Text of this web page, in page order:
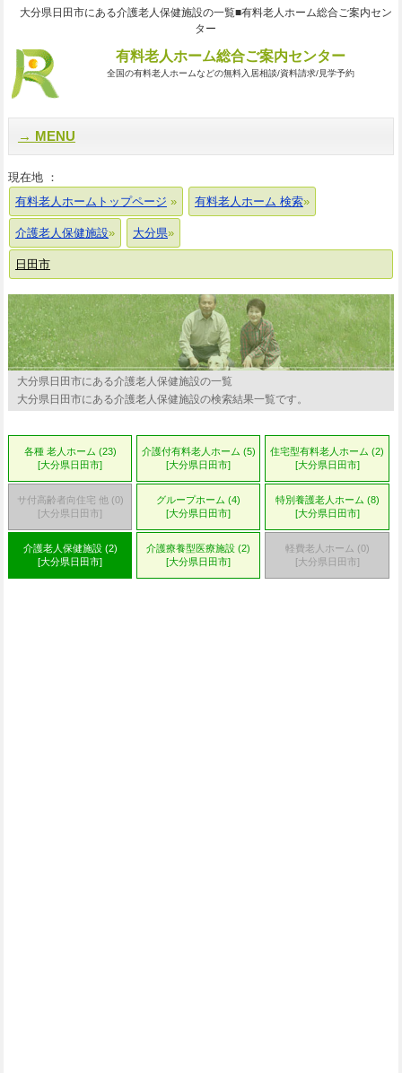
大分県日田市にある介護老人保健施設の一覧■有料老人ホーム総合ご案内セン
ター
有料老人ホーム総合ご案内センター
全国の有料老人ホームなどの無料入居相談/資料請求/見学予約
MENU
現在地 ：
有料老人ホームトップページ
有料老人ホーム 検索
介護老人保健施設 大分県
日田市
大分県日田市にある介護老人保健施設の一覧
大分県日田市にある介護老人保健施設の検索結果一覧です。
各種 老人ホーム (23)
[大分県日田市]
介護付有料老人ホーム (5)
[大分県日田市]
住宅型有料老人ホーム (2)
[大分県日田市]
サ付高齢者向住宅 他 (0)
[大分県日田市]
グループホーム (4)
[大分県日田市]
特別養護老人ホーム (8)
[大分県日田市]
介護老人保健施設 (2)
[大分県日田市]
介護療養型医療施設 (2)
[大分県日田市]
軽費老人ホーム (0)
[大分県日田市]